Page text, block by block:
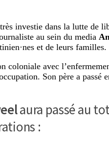
investie dans la lutte de
au sein du media
et de leurs familles.
coloniale avec
Son père a passé
aura passé au
: